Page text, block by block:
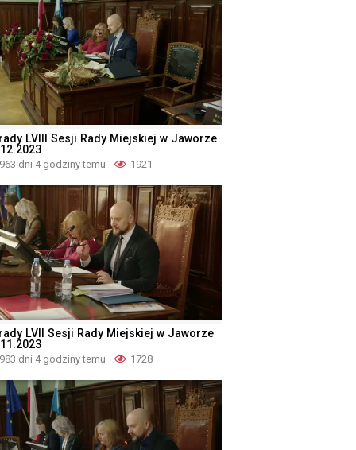
LVIII Sesji Rady Miejskiej w Jaworze
963 dni 4 godziny temu 1921
LVII Sesji Rady Miejskiej w Jaworze
983 dni 4 godziny temu 1728